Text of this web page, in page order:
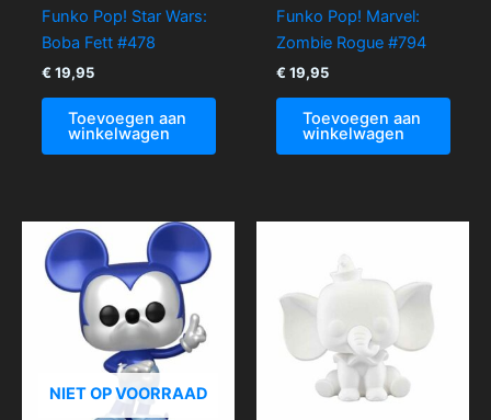
Funko Pop! Star Wars:
Boba Fett #478
€ 19,95
Toevoegen aan
winkelwagen
Funko Pop! Marvel:
Zombie Rogue #794
€ 19,95
Toevoegen aan
winkelwagen
NIET OP VOORRAAD